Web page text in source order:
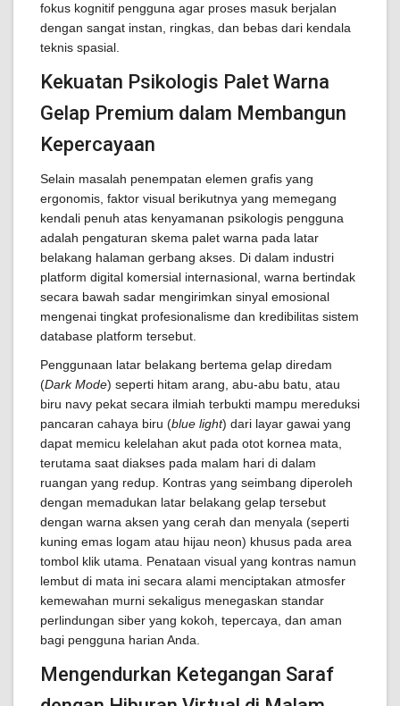
fokus kognitif pengguna agar proses masuk berjalan
dengan sangat instan, ringkas, dan bebas dari kendala
teknis spasial.
Kekuatan Psikologis Palet Warna
Gelap Premium dalam Membangun
Kepercayaan
Selain masalah penempatan elemen grafis yang
ergonomis, faktor visual berikutnya yang memegang
kendali penuh atas kenyamanan psikologis pengguna
adalah pengaturan skema palet warna pada latar
belakang halaman gerbang akses. Di dalam industri
platform digital komersial internasional, warna bertindak
secara bawah sadar mengirimkan sinyal emosional
mengenai tingkat profesionalisme dan kredibilitas sistem
database platform tersebut.
Penggunaan latar belakang bertema gelap diredam
(Dark Mode) seperti hitam arang, abu-abu batu, atau
biru navy pekat secara ilmiah terbukti mampu mereduksi
pancaran cahaya biru (blue light) dari layar gawai yang
dapat memicu kelelahan akut pada otot kornea mata,
terutama saat diakses pada malam hari di dalam
ruangan yang redup. Kontras yang seimbang diperoleh
dengan memadukan latar belakang gelap tersebut
dengan warna aksen yang cerah dan menyala (seperti
kuning emas logam atau hijau neon) khusus pada area
tombol klik utama. Penataan visual yang kontras namun
lembut di mata ini secara alami menciptakan atmosfer
kemewahan murni sekaligus menegaskan standar
perlindungan siber yang kokoh, tepercaya, dan aman
bagi pengguna harian Anda.
Mengendurkan Ketegangan Saraf